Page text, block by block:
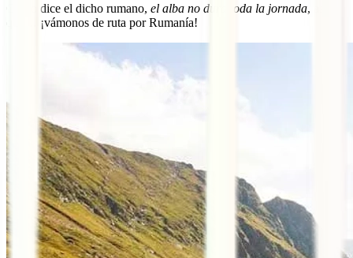
Como dice el dicho rumano, el alba no dura toda la jornada, así
que… ¡vámonos de ruta por Rumanía!